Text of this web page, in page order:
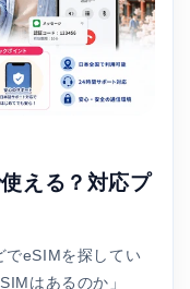
える？対応プ
でeSIMを探してい
はあるのか」